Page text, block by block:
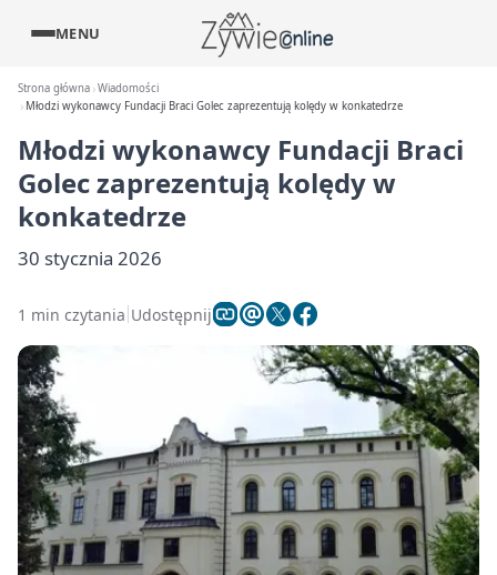
MENU
Strona główna Wiadomości
Młodzi wykonawcy Fundacji Braci Golec zaprezentują kolędy w konkatedrze
Młodzi wykonawcy Fundacji Braci
Golec zaprezentują kolędy w
konkatedrze
30 stycznia 2026
1 min czytania Udostępnij